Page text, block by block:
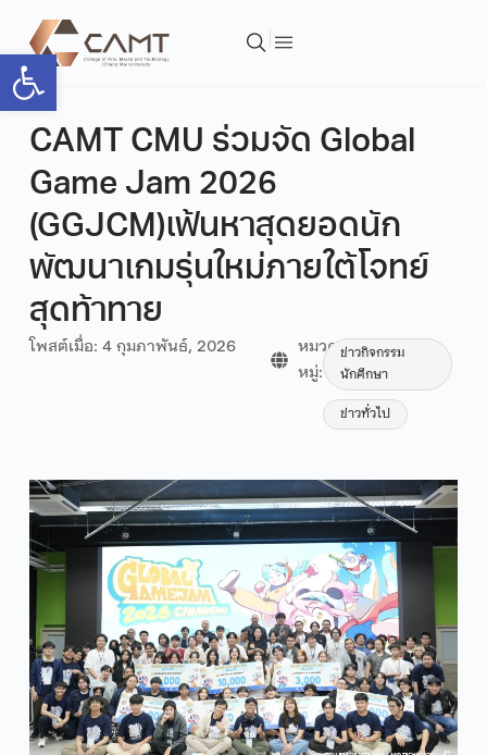
Open toolbar
CAMT CMU ร่วมจัด Global
Game Jam 2026
(GGJCM)เฟ้นหาสุดยอดนัก
พัฒนาเกมรุ่นใหม่ภายใต้โจทย์
สุดท้าทาย
โพสต์เมื่อ: 4 กุมภาพันธ์, 2026
หมวด
หมู่:
ข่าวกิจกรรม
นักศึกษา
ข่าวทั่วไป